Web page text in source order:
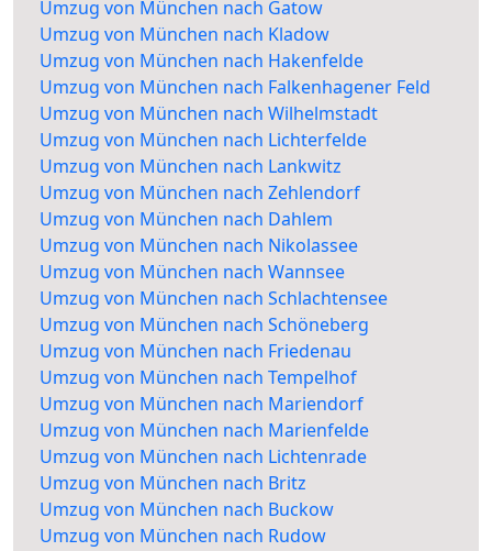
Umzug von München nach Gatow
Umzug von München nach Kladow
Umzug von München nach Hakenfelde
Umzug von München nach Falkenhagener Feld
Umzug von München nach Wilhelmstadt
Umzug von München nach Lichterfelde
Umzug von München nach Lankwitz
Umzug von München nach Zehlendorf
Umzug von München nach Dahlem
Umzug von München nach Nikolassee
Umzug von München nach Wannsee
Umzug von München nach Schlachtensee
Umzug von München nach Schöneberg
Umzug von München nach Friedenau
Umzug von München nach Tempelhof
Umzug von München nach Mariendorf
Umzug von München nach Marienfelde
Umzug von München nach Lichtenrade
Umzug von München nach Britz
Umzug von München nach Buckow
Umzug von München nach Rudow